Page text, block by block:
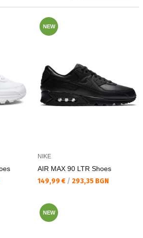
NEW
NIKE
AIR MAX 90 LTR Shoes
Текуща цена:
149,99 € / 293,35 BGN
NEW